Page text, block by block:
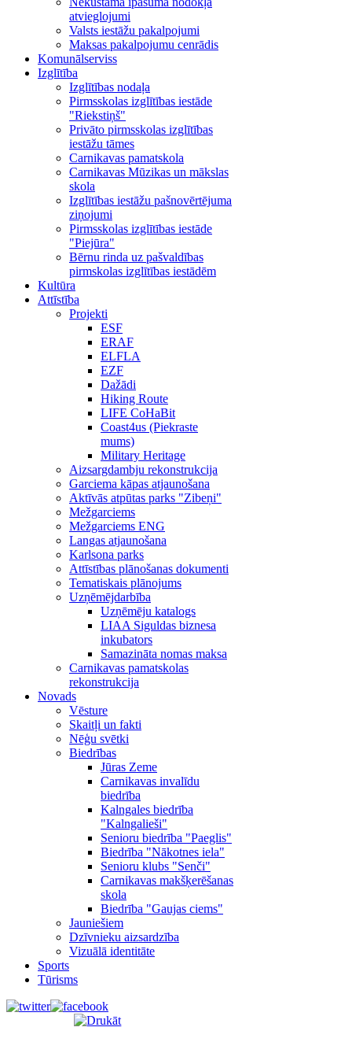
atvieglojumi
Valsts iestāžu pakalpojumi
Maksas pakalpojumu cenrādis
Komunālserviss
Izglītība
Izglītības nodaļa
Pirmsskolas izglītības iestāde
"Riekstiņš"
Privāto pirmsskolas izglītības
iestāžu tāmes
Carnikavas pamatskola
Carnikavas Mūzikas un mākslas
skola
Izglītības iestāžu pašnovērtējuma
ziņojumi
Pirmsskolas izglītības iestāde
"Piejūra"
Bērnu rinda uz pašvaldības
pirmskolas izglītības iestādēm
Kultūra
Attīstība
Projekti
ESF
ERAF
ELFLA
EZF
Dažādi
Hiking Route
LIFE CoHaBit
Coast4us (Piekraste
mums)
Military Heritage
Aizsargdambju rekonstrukcija
Garciema kāpas atjaunošana
Aktīvās atpūtas parks "Zibeņi"
Mežgarciems
Mežgarciems ENG
Langas atjaunošana
Karlsona parks
Attīstības plānošanas dokumenti
Tematiskais plānojums
Uzņēmējdarbība
Uzņēmēju katalogs
LIAA Siguldas biznesa
inkubators
Samazināta nomas maksa
Carnikavas pamatskolas
rekonstrukcija
Novads
Vēsture
Skaitļi un fakti
Nēģu svētki
Biedrības
Jūras Zeme
Carnikavas invalīdu
biedrība
Kalngales biedrība
"Kalngalieši"
Senioru biedrība "Paeglis"
Biedrība "Nākotnes iela"
Senioru klubs "Senči"
Carnikavas makšķerēšanas
skola
Biedrība "Gaujas ciems"
Jauniešiem
Dzīvnieku aizsardzība
Vizuālā identitāte
Sports
Tūrisms